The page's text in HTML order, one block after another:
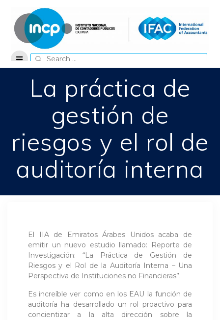
content
Search
for:
La práctica de
gestión de
riesgos y el rol de
auditoría interna
El IIA de Emiratos Árabes Unidos acaba de
emitir un nuevo estudio llamado: Reporte de
Investigación: “La Práctica de Gestión de
Riesgos y el Rol de la Auditoría Interna – Una
Perspectiva de Instituciones no Financieras”.
Es increíble ver como en los EAU la función de
auditoría ha desarrollado un rol proactivo para
concientizar a la alta dirección sobre la